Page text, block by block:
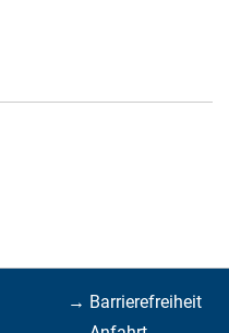
→ Barrierefreiheit